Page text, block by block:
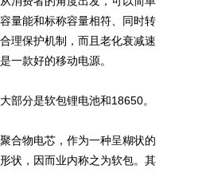
量能和标称容量相符、同时转
理保护机制，而且老化衰减速
一款好的移动电源。
分是软包锂电池和18650。
物电芯，作为一种呈糊状的
状，因而业内称之为软包。其